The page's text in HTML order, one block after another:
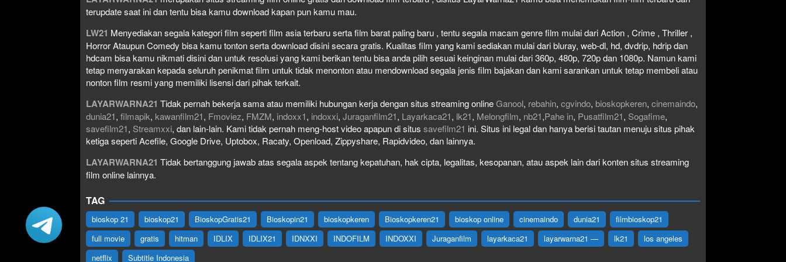
terupdate saat ini dan tentu bisa kamu download kapan pun kamu mau.
LW21 Menyediakan segala kategori film seperti film asia terbaru serta film barat paling baru , tentu segala macam genre film mulai dari Action , Crime , Thriller ,
Horror Ataupun Comedy bisa kamu tonton serta download disini secara gratis. Kualitas film yang kami sediakan mulai dari bluray, web-dl, hd, dvdrip, hdrip dan
hdcam bisa kamu nikmati disini dan untuk resolusi yang kami berikan tentu bisa anda pilih sesuai keinginan mulai dari 360p, 480p, 720p dan 1080p. Namun kami
tetap menyarakan kepada seluruh penikmat film untuk tidak menonton atau mendownload segala jenis film bajakan dan kami sarankan untuk tetap membeli atau
nonton film resmi yang memiliki lisensi dari pihak terkait.
LAYARWARNA21 Tidak pernah bekerja sama atau memiliki hubungan kerja dengan situs streaming onlineGanool, rebahin, cgvindo, bioskopkeren, cinemaindo,
dunia21, filmapik, kawanfilm21, Fmoviez, FMZM, indoxx1, indoxxi, Juraganfilm21, Layarkaca21, lk21, Melongfilm, nb21,Pahe in, Pusatfilm21, Sogafime,
savefilm21, Streamxxi, dan lain-lain. Kami tidak pernah meng-host video apapun di situs savefilm21 ini. Situs ini legal dan hanya berisi tautan menuju situs pihak
ketiga seperti Acefile, Google Drive, Uptobox, Racaty, Openload, Zippyshare, Rapidvideo, dan lainnya.
LAYARWARNA21 Tidak bertanggung jawab atas segala aspek tentang kepatuhan, hak cipta, legalitas, kesopanan, atau aspek lain dari konten situs streaming
film online lainnya.
TAG
bioskop 21 bioskop21 BioskopGratis21 Bioskopin21 bioskopkeren Bioskopkeren21 bioskop online cinemaindo dunia21
filmbioskop21
full movie
gratis hitman IDLIX IDLIX21 IDNXXI INDOFILM INDOXXI Juraganfilm layarkaca21 layarwarna21 — lk21
los angeles
netflix
Subtitle Indonesia